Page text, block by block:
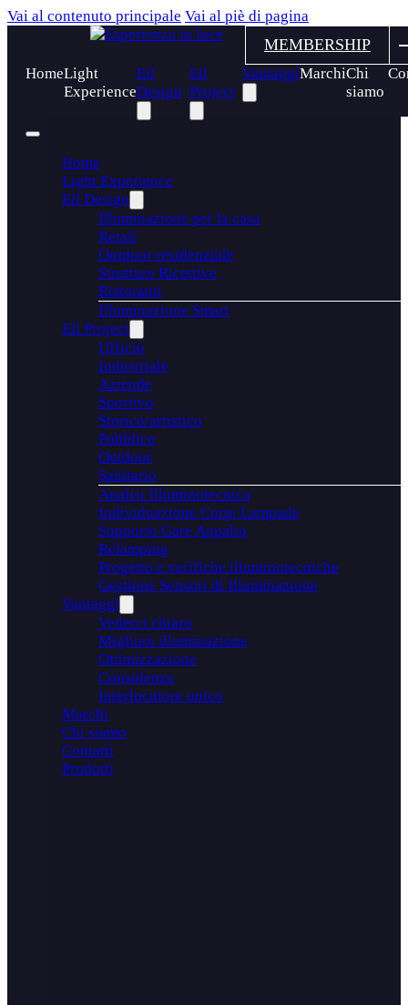
Vai al contenuto principale Vai al piè di pagina
MEMBERSHIP
HomeLight
Experience
Eil
Design
Eil
Project
VantaggiMarchiChi
siamo
Home
Light Experience
Eil Design
Illuminazione per la casa
Retail
Outdoor residenziale
Strutture Ricettive
Ristoranti
Illuminazione Smart
Eil Project
Ufficio
Industriale
Aziende
Sportivo
Storico/artistico
Pubblico
Outdoor
Sanitario
Analisi Illuminotecnica
Individuazione Corpi Lampada
Supporto Gare Appalto
Relamping
Progetto e verifiche illuminotecniche
Gestione Sensori di Illuminazione
Vantaggi
Vederci chiaro
Migliore illuminazione
Ottimizzazione
Consulenza
Interlocutore unico
Marchi
Chi siamo
Contatti
Prodotti